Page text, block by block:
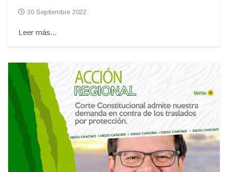
30 Septiembre 2022
Leer más...